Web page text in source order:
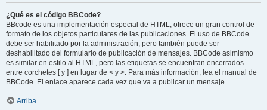
¿Qué es el código BBCode?
BBcode es una implementación especial de HTML, ofrece un gran control de
formato de los objetos particulares de las publicaciones. El uso de BBCode
debe ser habilitado por la administración, pero también puede ser
deshabilitado del formulario de publicación de mensajes. BBCode asimismo
es similar en estilo al HTML, pero las etiquetas se encuentran encerrados
entre corchetes [ y ] en lugar de < y >. Para más información, lea el manual de
BBCode. El enlace aparece cada vez que va a publicar un mensaje.
Arriba